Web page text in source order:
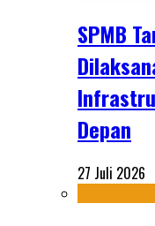
SPMB
Depan
27 Juli 2026